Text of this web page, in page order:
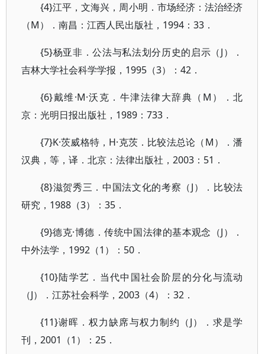
{4}江平，文海兴，周小明．市场经济：法治经济
（M）．南昌：江西人民出版社，1994：33．
{5}杨亚非．公法与私法划分历史的启示（J）．
吉林大学社会科学学报，1995（3）：42．
{6}戴维·M·沃克．牛津法律大辞典（M）．北
京：光明日报出版社，1989：733．
{7}K·茨威格特，H·克茨．比较法总论（M）．潘
汉典，等，译．北京：法律出版社，2003：51．
{8}滋贺秀三．中国法文化的考察（J）．比较法
研究，1988（3）：35．
{9}德克·博德．传统中国法律的基本观念（J）．
中外法学，1992（1）：50．
{10}陆学艺．当代中国社会阶层的分化与流动
（J）．江苏社会科学，2003（4）：32．
{11}谢晖．权力缺席与权力制约（J）．求是学
刊，2001（1）：25．